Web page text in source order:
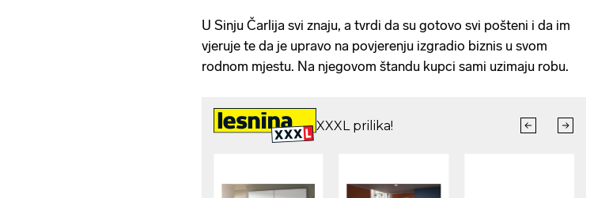
U Sinju Čarlija svi znaju, a tvrdi da su gotovo svi pošteni i da im
vjeruje te da je upravo na povjerenju izgradio biznis u svom
rodnom mjestu. Na njegovom štandu kupci sami uzimaju robu.